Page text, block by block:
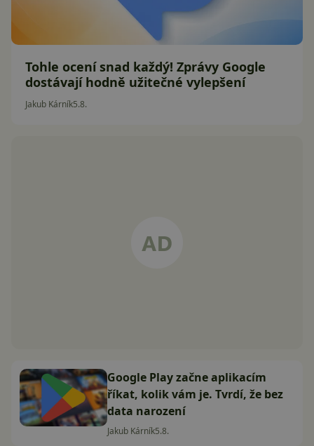
Tohle ocení snad každý! Zprávy Google
dostávají hodně užitečné vylepšení
Jakub Kárník5.8.
Google Play začne aplikacím
říkat, kolik vám je. Tvrdí, že bez
data narození
Jakub Kárník5.8.